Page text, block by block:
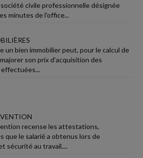
civile professionnelle désignée
minutes de l'office...
un bien immobilier peut, pour le calcul de
son prix d'acquisition des
recense les attestations,
que le salarié a obtenus lors de
sécurité au travail....